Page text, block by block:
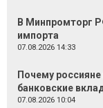
В Минпромторг
импорта
07.08.2026 14:33
Почему
банковские
07.08.2026 10:04